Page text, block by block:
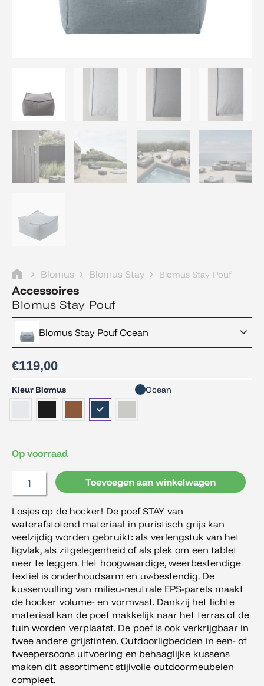
Blomus Blomus Stay Blomus Stay Pouf
Accessoires
Blomus Stay Pouf
Blomus Stay Pouf Ocean
€119,00
Kleur Blomus Ocean
Op voorraad
Blomus
Toevoegen aan winkelwagen
Losjes op de hocker! De poef STAY van
waterafstotend materiaal in puristisch grijs kan
veelzijdig worden gebruikt: als verlengstuk van het
ligvlak, als zitgelegenheid of als plek om een tablet
neer te leggen. Het hoogwaardige, weerbestendige
textiel is onderhoudsarm en uv-bestendig. De
kussenvulling van milieu-neutrale EPS-parels maakt
de hocker volume- en vormvast. Dankzij het lichte
materiaal kan de poef makkelijk naar het terras of de
tuin worden verplaatst. De poef is ook verkrijgbaar in
twee andere grijstinten. Outdoorligbedden in een- of
tweepersoons uitvoering en behaaglijke kussens
maken dit assortiment stijlvolle outdoormeubelen
compleet.